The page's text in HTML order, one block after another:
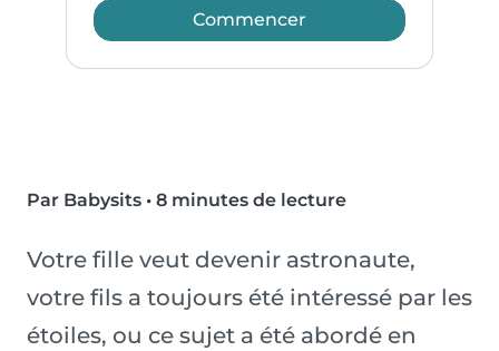
Commencer
Par Babysits • 8 minutes de lecture
Votre fille veut devenir astronaute,
votre fils a toujours été intéressé par les
étoiles, ou ce sujet a été abordé en